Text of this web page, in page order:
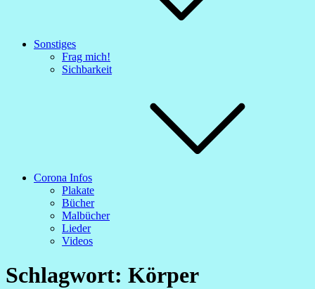
Sonstiges
Frag mich!
Sichbarkeit
Corona Infos
Plakate
Bücher
Malbücher
Lieder
Videos
Schlagwort: Körper